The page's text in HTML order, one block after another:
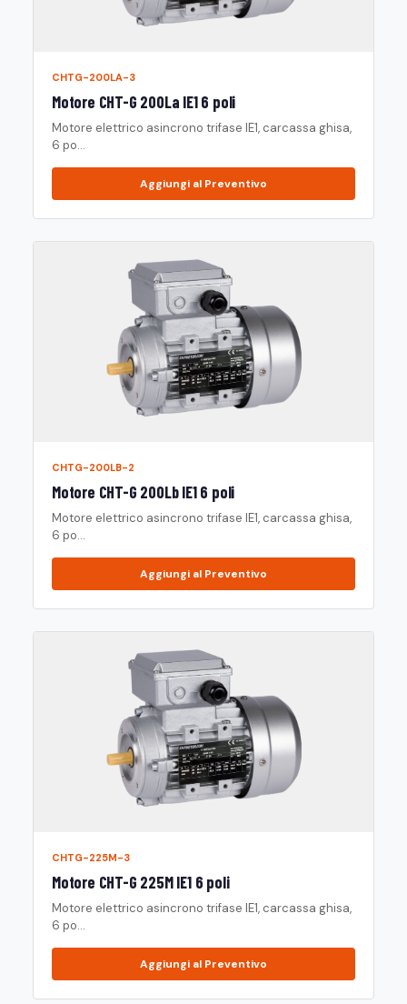
CHTG-200LA-3
Motore CHT-G 200La IE1 6 poli
Motore elettrico asincrono trifase IE1, carcassa ghisa,
6 po...
Aggiungi al Preventivo
CHTG-200LB-2
Motore CHT-G 200Lb IE1 6 poli
Motore elettrico asincrono trifase IE1, carcassa ghisa,
6 po...
Aggiungi al Preventivo
CHTG-225M-3
Motore CHT-G 225M IE1 6 poli
Motore elettrico asincrono trifase IE1, carcassa ghisa,
6 po...
Aggiungi al Preventivo